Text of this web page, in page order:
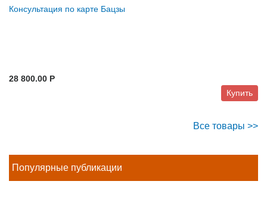
Консультация по карте Бацзы
28 800.00 P
Купить
Все товары >>
Популярные публикации